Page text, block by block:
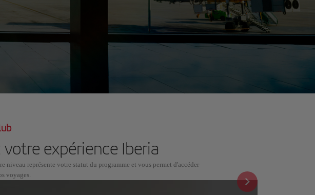
expérience Iberia
niveau représente votre statut du programme et vous permet d'accéder
voyages.